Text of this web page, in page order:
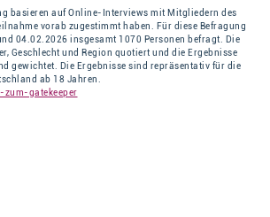
basieren auf Online-Interviews mit Mitgliedern des
vorab zugestimmt haben. Für diese Befragung
04.02.2026 insgesamt 1070 Personen befragt. Die
Geschlecht und Region quotiert und die Ergebnisse
gewichtet. Die Ergebnisse sind repräsentativ für die
ab 18 Jahren.
gatekeeper